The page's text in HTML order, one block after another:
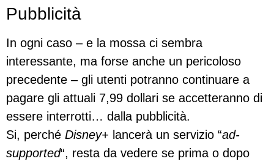
Pubblicità
In ogni caso – e la mossa ci sembra
interessante, ma forse anche un pericoloso
precedente – gli utenti potranno continuare a
pagare gli attuali 7,99 dollari se accetteranno di
essere interrotti… dalla pubblicità.
Si, perché Disney+ lancerà un servizio “ad-
supported“, resta da vedere se prima o dopo